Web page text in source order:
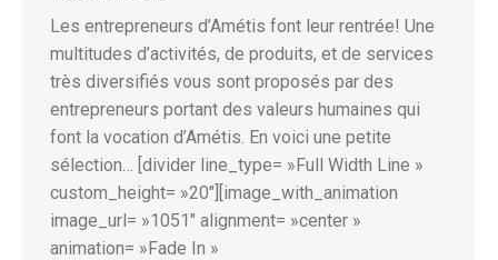
Les entrepreneurs d’Amétis font leur rentrée! Une
multitudes d’activités, de produits, et de services
très diversifiés vous sont proposés par des
entrepreneurs portant des valeurs humaines qui
font la vocation d’Amétis. En voici une petite
sélection… [divider line_type= »Full Width Line »
custom_height= »20″][image_with_animation
image_url= »1051″ alignment= »center »
animation= »Fade In »